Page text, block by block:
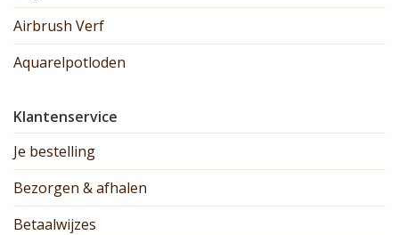
Airbrush Verf
Aquarelpotloden
Klantenservice
Je bestelling
Bezorgen & afhalen
Betaalwijzes